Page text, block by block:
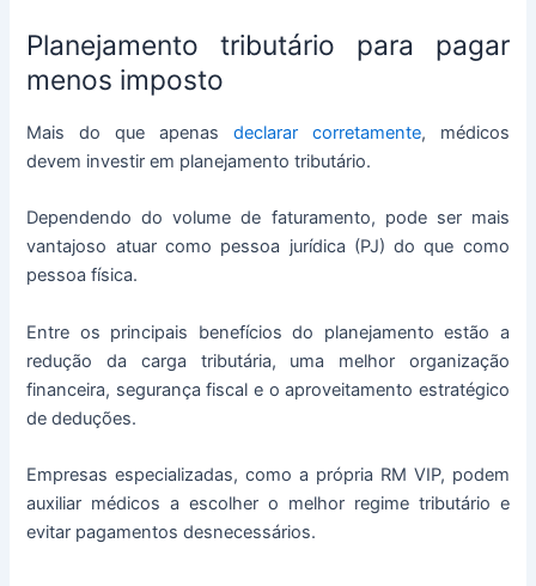
Planejamento tributário para pagar
menos imposto
Mais do que apenas declarar corretamente, médicos
devem investir em planejamento tributário.
Dependendo do volume de faturamento, pode ser mais
vantajoso atuar como pessoa jurídica (PJ) do que como
pessoa física.
Entre os principais benefícios do planejamento estão a
redução da carga tributária, uma melhor organização
financeira, segurança fiscal e o aproveitamento estratégico
de deduções.
Empresas especializadas, como a própria RM VIP, podem
auxiliar médicos a escolher o melhor regime tributário e
evitar pagamentos desnecessários.